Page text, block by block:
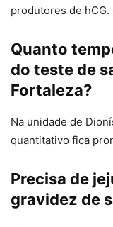
produtores de
Quanto
do teste de
Fortaleza?
Na unidade de
quantitativo fica
Precisa de
gravidez de